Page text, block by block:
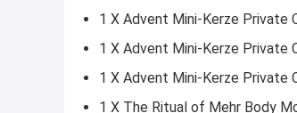
1 X Advent Mini-Kerze Private
1 X Advent Mini-Kerze Private
1 X Advent Mini-Kerze
1 X The Ritual of Mehr Body